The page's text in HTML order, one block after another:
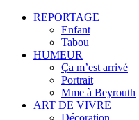
REPORTAGE
Enfant
Tabou
HUMEUR
Ça m’est arrivé
Portrait
Mme à Beyrouth
ART DE VIVRE
Décoration